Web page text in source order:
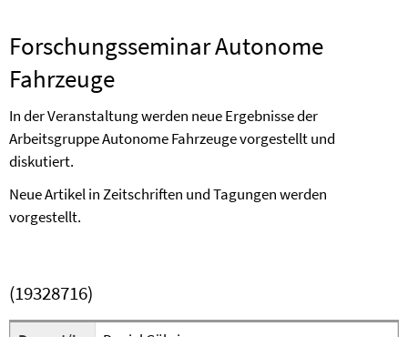
Forschungsseminar Autonome
Fahrzeuge
In der Veranstaltung werden neue Ergebnisse der
Arbeitsgruppe Autonome Fahrzeuge vorgestellt und
diskutiert.
Neue Artikel in Zeitschriften und Tagungen werden
vorgestellt.
(19328716)